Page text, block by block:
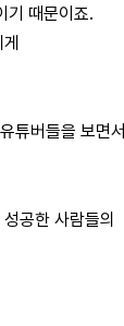
기 때문이죠.
튜버들을 보면서
공한 사람들의